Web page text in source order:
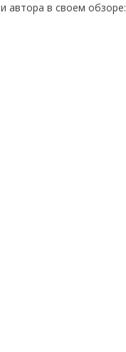
автора в своем обзоре: